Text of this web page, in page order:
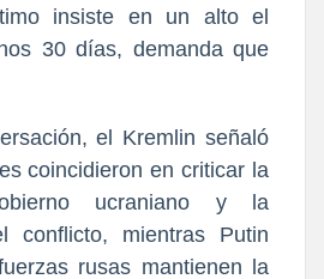
insiste en un alto el
30 días, demanda que
el Kremlin señaló
coincidieron en criticar la
ucraniano y la
conflicto, mientras Putin
rusas mantienen la